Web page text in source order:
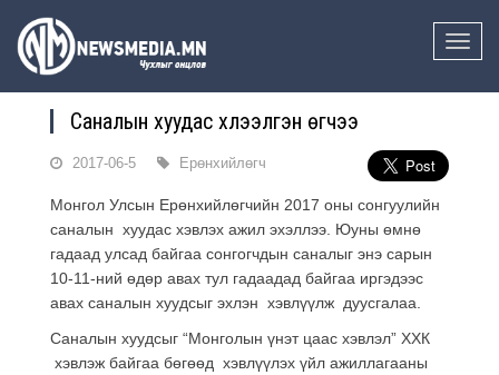
Toggle
Саналын хуудас хүлээлгэн өгчээ
2017-06-5 Ерөнхийлөгч
Монгол Улсын Ерөнхийлөгчийн 2017 оны сонгуулийн
саналын хуудас хэвлэх ажил эхэллээ. Юуны өмнө
гадаад улсад байгаа сонгогчдын саналыг энэ сарын
10-11-ний өдөр авах тул гадаадад байгаа иргэдээс
авах саналын хуудсыг эхлэн хэвлүүлж дуусгалаа.
Саналын хуудсыг “Монголын үнэт цаас хэвлэл” ХХК
хэвлэж байгаа бөгөөд хэвлүүлэх үйл ажиллагааны